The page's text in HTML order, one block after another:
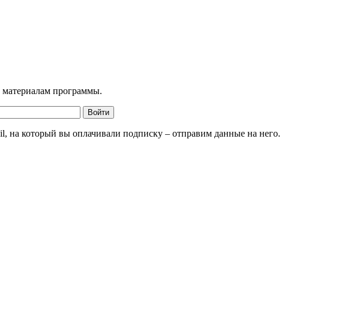
программы.
Войти
на который вы оплачивали подписку – отправим данные на него.